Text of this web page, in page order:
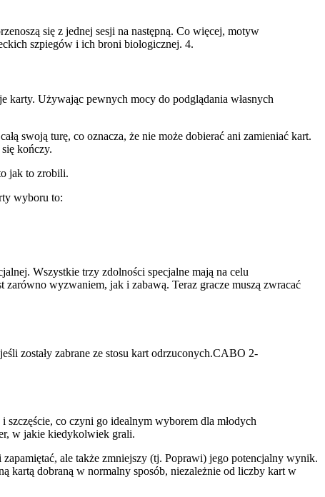
się z jednej sesji na następną. Co więcej, motyw
szpiegów i ich broni biologicznej. 4.
Używając pewnych mocy do podglądania własnych
swoją turę, co oznacza, że ​​nie może dobierać ani zamieniać kart.
kończy.
jak to zrobili.
wyboru to:
Wszystkie trzy zdolności specjalne mają na celu
zarówno wyzwaniem, jak i zabawą. Teraz gracze muszą zwracać
zostały zabrane ze stosu kart odrzuconych.CABO 2-
szczęście, co czyni go idealnym wyborem dla młodych
w jakie kiedykolwiek grali.
ale także zmniejszy (tj. Poprawi) jego potencjalny wynik.
kartą dobraną w normalny sposób, niezależnie od liczby kart w